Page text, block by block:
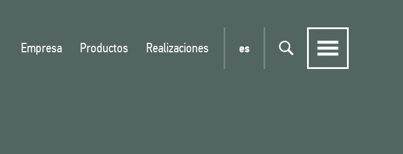
Empresa Productos Realizaciones es